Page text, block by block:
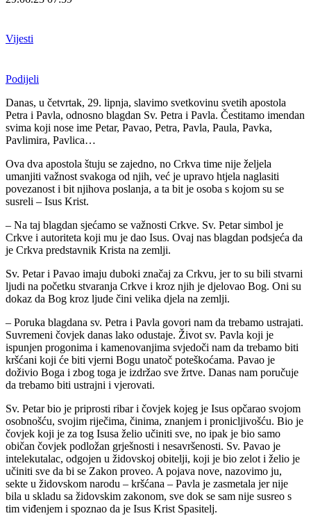
Vijesti
Podijeli
Danas, u četvrtak, 29. lipnja, slavimo svetkovinu svetih apostola
Petra i Pavla, odnosno blagdan Sv. Petra i Pavla. Čestitamo imendan
svima koji nose ime Petar, Pavao, Petra, Pavla, Paula, Pavka,
Pavlimira, Pavlica…
Ova dva apostola štuju se zajedno, no Crkva time nije željela
umanjiti važnost svakoga od njih, već je upravo htjela naglasiti
povezanost i bit njihova poslanja, a ta bit je osoba s kojom su se
susreli – Isus Krist.
– Na taj blagdan sjećamo se važnosti Crkve. Sv. Petar simbol je
Crkve i autoriteta koji mu je dao Isus. Ovaj nas blagdan podsjeća da
je Crkva predstavnik Krista na zemlji.
Sv. Petar i Pavao imaju duboki značaj za Crkvu, jer to su bili stvarni
ljudi na početku stvaranja Crkve i kroz njih je djelovao Bog. Oni su
dokaz da Bog kroz ljude čini velika djela na zemlji.
– Poruka blagdana sv. Petra i Pavla govori nam da trebamo ustrajati.
Suvremeni čovjek danas lako odustaje. Život sv. Pavla koji je
ispunjen progonima i kamenovanjima svjedoči nam da trebamo biti
kršćani koji će biti vjerni Bogu unatoč poteškoćama. Pavao je
doživio Boga i zbog toga je izdržao sve žrtve. Danas nam poručuje
da trebamo biti ustrajni i vjerovati.
Sv. Petar bio je priprosti ribar i čovjek kojeg je Isus opčarao svojom
osobnošću, svojim riječima, činima, znanjem i pronicljivošću. Bio je
čovjek koji je za tog Isusa želio učiniti sve, no ipak je bio samo
običan čovjek podložan grješnosti i nesavršenosti. Sv. Pavao je
intelekutalac, odgojen u židovskoj obitelji, koji je bio zelot i želio je
učiniti sve da bi se Zakon proveo. A pojava nove, nazovimo ju,
sekte u židovskom narodu – kršćana – Pavla je zasmetala jer nije
bila u skladu sa židovskim zakonom, sve dok se sam nije susreo s
tim viđenjem i spoznao da je Isus Krist Spasitelj.